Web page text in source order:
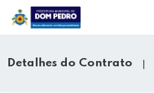
Detalhes do Contrato |